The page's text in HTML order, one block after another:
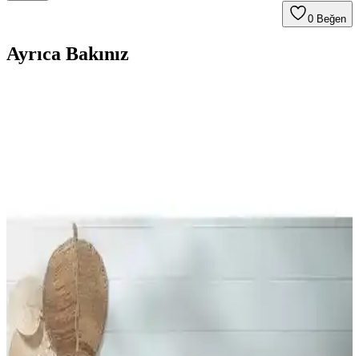
0 Beğen
Ayrıca Bakınız
Merinos Comforter Seti Çift Kişilik Yatak Takımı
Yüksek Kalite ve Şıklık Sunar
Merinos Comforter Seti, doğal pamuk malzemesi ve şık tasarımıyla
çift kişilik yataklar için ideal, sıcak tutan ve konfor sağlayan yüksek
kaliteli yatak örtüsü setidir.
Yataş Dacron Quallofil Tek Kişilik XL Yorgan:
Yüksek Isı Yalıtımı ve Konfor Sağlar